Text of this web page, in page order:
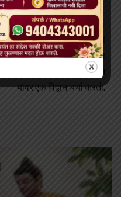
Next
थेरवाद बौद्ध धर्मात, धार्मिक अवशेष
अभ्यासकांना त्यांच्या ज्ञानाच्या
मार्गावर कसे समर्थन देऊ शकतात
यावर एक विद्वान चर्चा करतो.